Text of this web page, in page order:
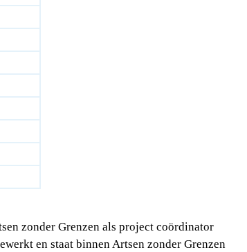
zonder Grenzen als project coördinator
en staat binnen Artsen zonder Grenzen